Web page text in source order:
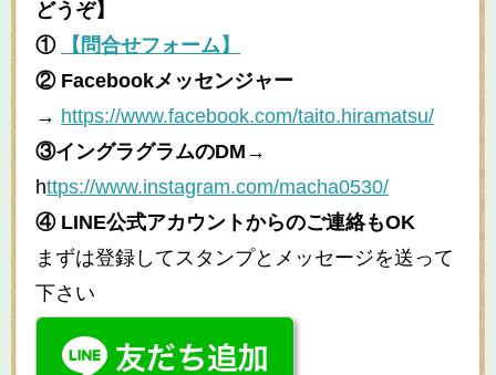
どうぞ】
①
【問合せフォーム】
② Facebookメッセンジャー
→ https://www.facebook.com/taito.hiramatsu/
③イングラグラムのDM →
https://www.instagram.com/macha0530/
④ LINE公式アカウントからのご連絡もOK
まずは登録してスタンプとメッセージを送って
下さい